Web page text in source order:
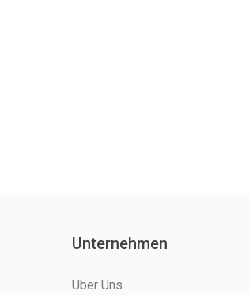
Unternehmen
Über Uns